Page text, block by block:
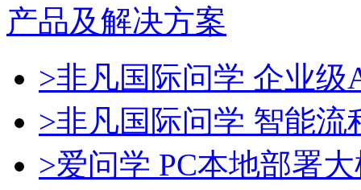
产品及解决方案
>非凡国际问学 企业级
>非凡国际问学 智能流
>爱问学 PC本地部署